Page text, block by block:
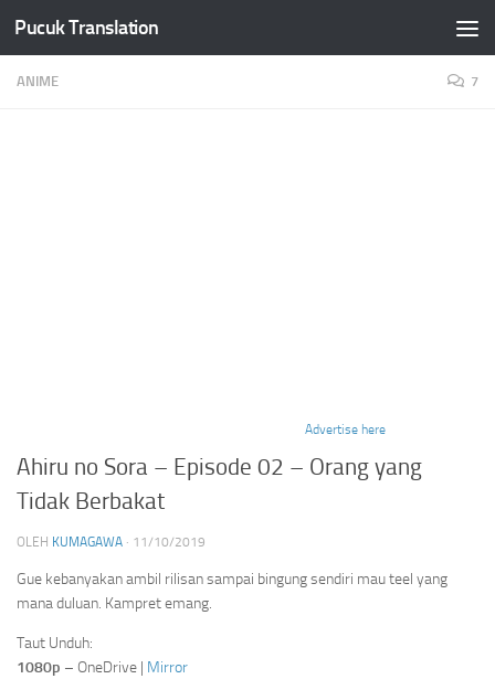
Skip to content
Pucuk Translation
ANIME 7
Advertise here
Ahiru no Sora – Episode 02 – Orang yang
Tidak Berbakat
OLEH KUMAGAWA · 11/10/2019
Gue kebanyakan ambil rilisan sampai bingung sendiri mau teel yang
mana duluan. Kampret emang.
Taut Unduh:
1080p – OneDrive | Mirror